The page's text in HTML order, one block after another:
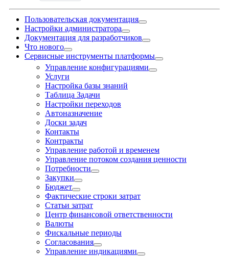
Пользовательская документация
Настройки администратора
Документация для разработчиков
Что нового
Сервисные инструменты платформы
Управление конфигурациями
Услуги
Настройка базы знаний
Таблица Задачи
Настройки переходов
Автоназначение
Доски задач
Контакты
Контракты
Управление работой и временем
Управление потоком создания ценности
Потребности
Закупки
Бюджет
Фактические строки затрат
Статьи затрат
Центр финансовой ответственности
Валюты
Фискальные периоды
Согласования
Управление индикациями